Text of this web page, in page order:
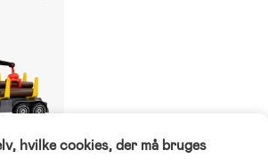
hvilke cookies, der må bruges